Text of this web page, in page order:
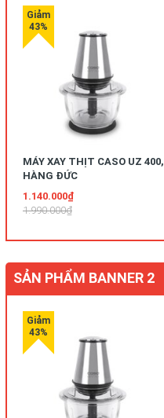
MÁY XAY THỊT CASO UZ 400,
HÀNG ĐỨC
1.140.000₫
1.990.000₫
SẢN PHẨM BANNER 2